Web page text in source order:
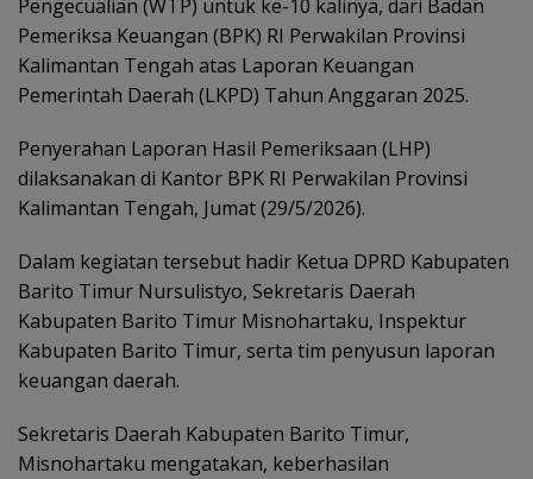
Pengecualian (WTP) untuk ke-10 kalinya, dari Badan
Pemeriksa Keuangan (BPK) RI Perwakilan Provinsi
Kalimantan Tengah atas Laporan Keuangan
Pemerintah Daerah (LKPD) Tahun Anggaran 2025.
Penyerahan Laporan Hasil Pemeriksaan (LHP)
dilaksanakan di Kantor BPK RI Perwakilan Provinsi
Kalimantan Tengah, Jumat (29/5/2026).
Dalam kegiatan tersebut hadir Ketua DPRD Kabupaten
Barito Timur Nursulistyo, Sekretaris Daerah
Kabupaten Barito Timur Misnohartaku, Inspektur
Kabupaten Barito Timur, serta tim penyusun laporan
keuangan daerah.
Sekretaris Daerah Kabupaten Barito Timur,
Misnohartaku mengatakan, keberhasilan